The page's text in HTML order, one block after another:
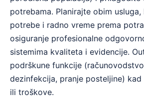
potrebama. Planirajte obim
potrebe i radno vreme prema
osiguranje profesionalne
sistemima kvaliteta i evidencije.
podrškune funkcije
dezinfekcija, pranje posteljine)
ili troškove.